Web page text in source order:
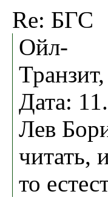
Re: БГС
Ойл-
Дата:
Лев
читать,
то